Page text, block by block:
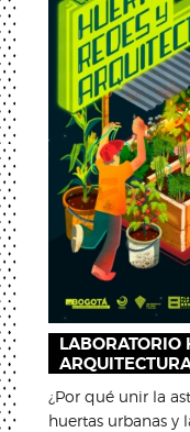
LABORATORIO
¿Por qué unir la
huertas urbanas y